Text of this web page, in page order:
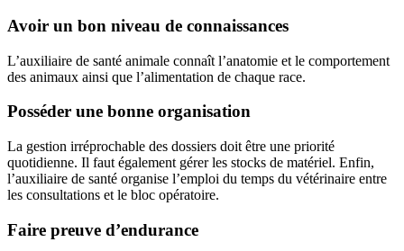
Avoir un bon niveau de connaissances
L’auxiliaire de santé animale connaît l’anatomie et le comportement
des animaux ainsi que l’alimentation de chaque race.
Posséder une bonne organisation
La gestion irréprochable des dossiers doit être une priorité
quotidienne. Il faut également gérer les stocks de matériel. Enfin,
l’auxiliaire de santé organise l’emploi du temps du vétérinaire entre
les consultations et le bloc opératoire.
Faire preuve d’endurance